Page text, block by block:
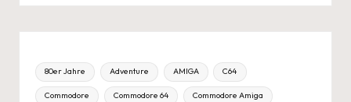
80er Jahre Adventure AMIGA C64
Commodore Commodore 64 Commodore Amiga